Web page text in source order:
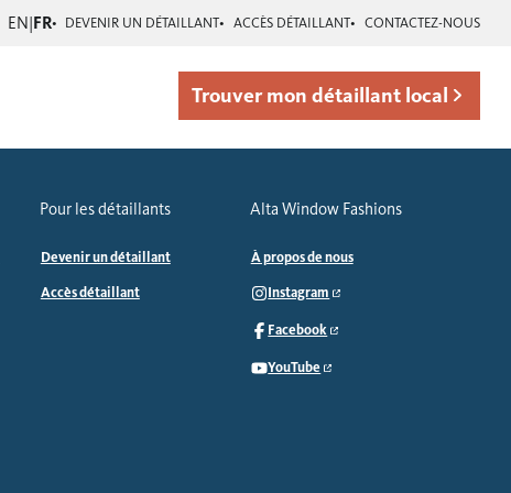
EN|FR DEVENIR UN DÉTAILLANT ACCÈS DÉTAILLANT CONTACTEZ-NOUS
Trouver mon détaillant local
Pour les détaillants
Devenir un détaillant
Accès détaillant
Alta Window Fashions
À propos de nous
Instagram
Facebook
YouTube